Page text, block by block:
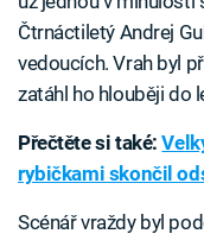
Čtrnáctiletý Andrej
vedoucích. Vrah byl
zatáhl ho hlouběji do
Přečtěte si také:
rybičkami skončil
Scénář vraždy byl